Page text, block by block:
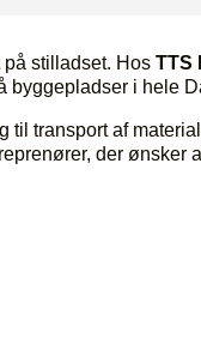
på stilladset. HosTTS
byggepladser i hele
til transport af
der ønsker